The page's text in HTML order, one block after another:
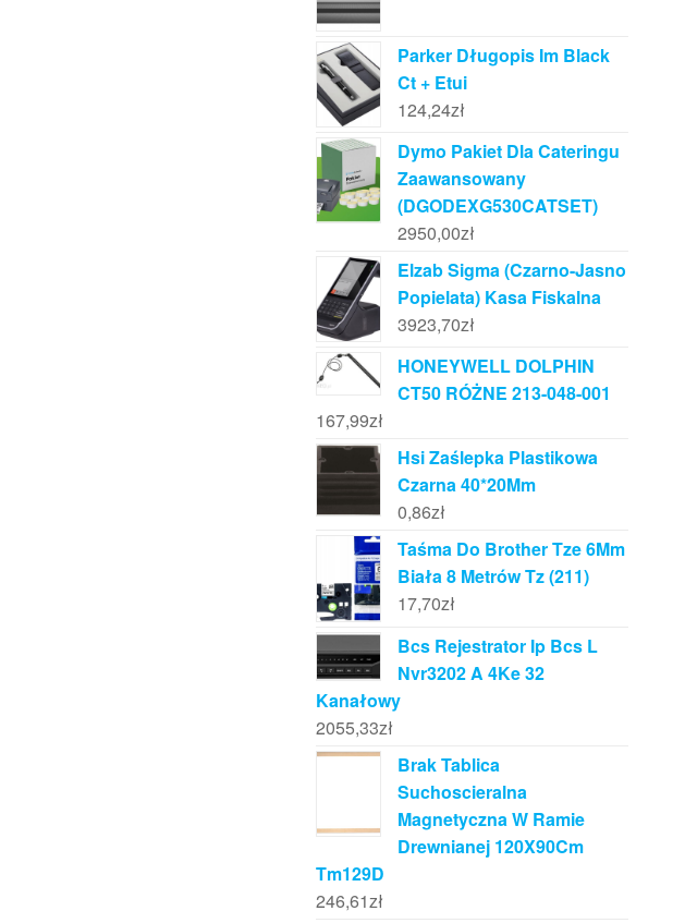
Parker Długopis Im Black
Ct + Etui
124,24zł
Dymo Pakiet Dla Cateringu
Zaawansowany
(DGODEXG530CATSET)
2950,00zł
Elzab Sigma (Czarno-Jasno
Popielata) Kasa Fiskalna
3923,70zł
HONEYWELL DOLPHIN
CT50 RÓŻNE 213-048-001
167,99zł
Hsi Zaślepka Plastikowa
Czarna 40*20Mm
0,86zł
Taśma Do Brother Tze 6Mm
Biała 8 Metrów Tz (211)
17,70zł
Bcs Rejestrator Ip Bcs L
Nvr3202 A 4Ke 32
Kanałowy
2055,33zł
Brak Tablica
Suchoscieralna
Magnetyczna W Ramie
Drewnianej 120X90Cm
Tm129D
246,61zł